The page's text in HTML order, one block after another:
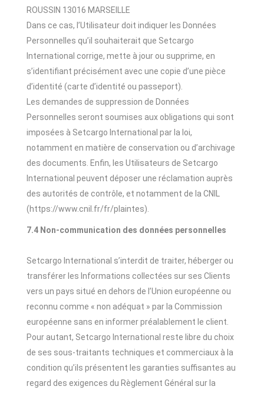
ROUSSIN 13016 MARSEILLE
Dans ce cas, l’Utilisateur doit indiquer les Données
Personnelles qu’il souhaiterait que Setcargo
International corrige, mette à jour ou supprime, en
s’identifiant précisément avec une copie d’une pièce
d’identité (carte d’identité ou passeport).
Les demandes de suppression de Données
Personnelles seront soumises aux obligations qui sont
imposées à Setcargo International par la loi,
notamment en matière de conservation ou d’archivage
des documents. Enfin, les Utilisateurs de Setcargo
International peuvent déposer une réclamation auprès
des autorités de contrôle, et notamment de la CNIL
(https://www.cnil.fr/fr/plaintes).
7.4 Non-communication des données personnelles
Setcargo International s’interdit de traiter, héberger ou
transférer les Informations collectées sur ses Clients
vers un pays situé en dehors de l’Union européenne ou
reconnu comme « non adéquat » par la Commission
européenne sans en informer préalablement le client.
Pour autant, Setcargo International reste libre du choix
de ses sous-traitants techniques et commerciaux à la
condition qu’ils présentent les garanties suffisantes au
regard des exigences du Règlement Général sur la